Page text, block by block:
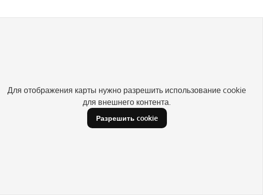
Для отображения карты нужно разрешить использование cookie
для внешнего контента.
Разрешить cookie